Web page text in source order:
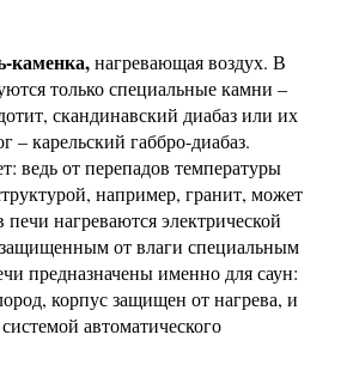
каменка,нагревающая воздух. В
только специальные камни –
скандинавский диабаз или их
– карельский габбро-диабаз.
ведь от перепадов температуры
например, гранит, может
нагреваются электрической
от влаги специальным
предназначены именно для саун:
корпус защищен от нагрева, и
автоматического